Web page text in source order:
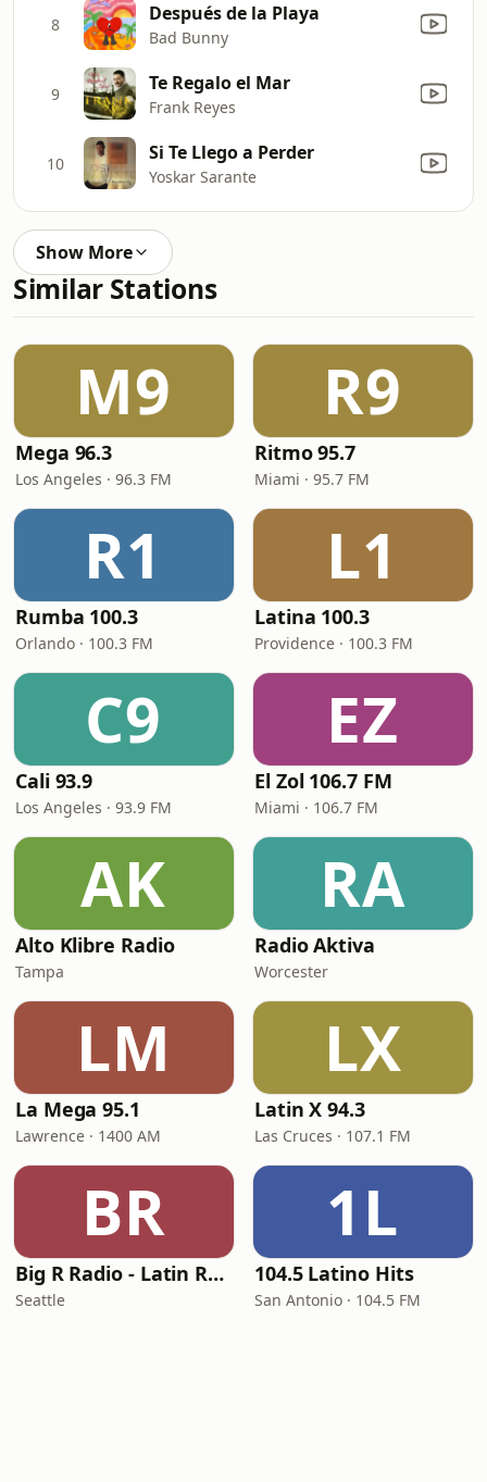
8 Después de la Playa
Bad Bunny
9 Te Regalo el Mar
Frank Reyes
10 Si Te Llego a Perder
Yoskar Sarante
Show More
Similar Stations
M9
Mega 96.3
Los Angeles · 96.3 FM
R9
Ritmo 95.7
Miami · 95.7 FM
R1
Rumba 100.3
Orlando · 100.3 FM
L1
Latina 100.3
Providence · 100.3 FM
C9
Cali 93.9
Los Angeles · 93.9 FM
EZ
El Zol 106.7 FM
Miami · 106.7 FM
AK
Alto Klibre Radio
Tampa
RA
Radio Aktiva
Worcester
LM
La Mega 95.1
Lawrence · 1400 AM
LX
Latin X 94.3
Las Cruces · 107.1 FM
BR
Big R Radio - Latin Reggaeton
Seattle
1L
104.5 Latino Hits
San Antonio · 104.5 FM